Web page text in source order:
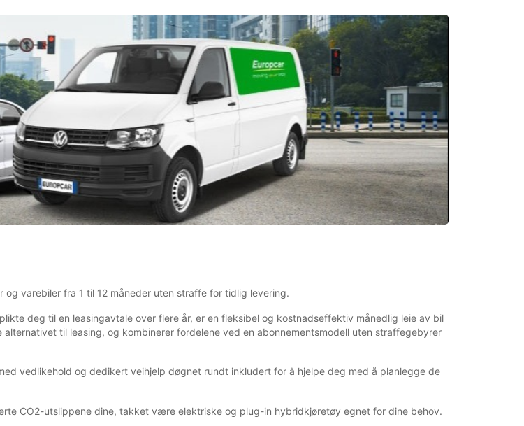
varebiler fra 1 til 12 måneder uten straffe for tidlig levering.
deg til en leasingavtale over flere år, er en fleksibel og kostnadseffektiv månedlig leie av bil
til leasing, og kombinerer fordelene ved en abonnementsmodell uten straffegebyrer
vedlikehold og dedikert veihjelp døgnet rundt inkludert for å hjelpe deg med å planlegge de
CO2-utslippene dine, takket være elektriske og plug-in hybridkjøretøy egnet for dine behov.